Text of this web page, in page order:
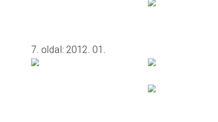
7. oldal: 2012. 01.